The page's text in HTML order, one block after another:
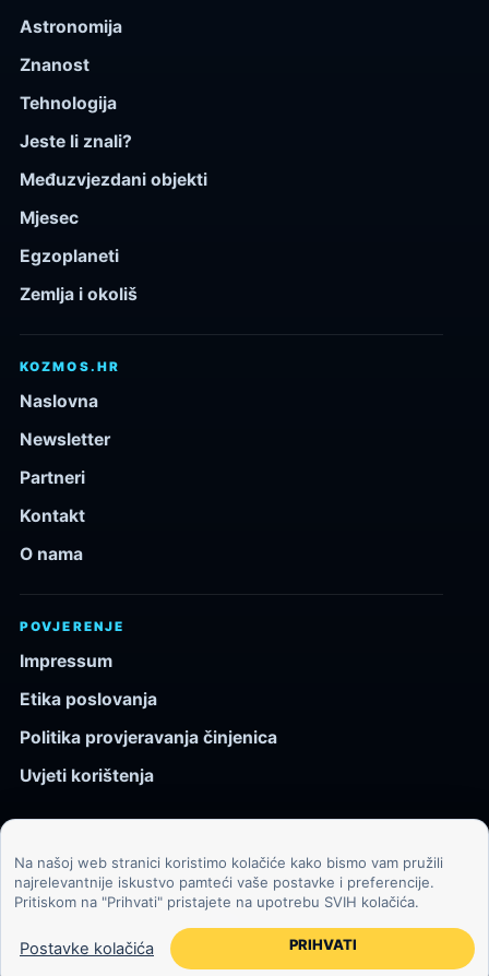
Astronomija
Znanost
Tehnologija
Jeste li znali?
Međuzvjezdani objekti
Mjesec
Egzoplaneti
Zemlja i okoliš
KOZMOS.HR
Naslovna
Newsletter
Partneri
Kontakt
O nama
POVJERENJE
Impressum
Etika poslovanja
Politika provjeravanja činjenica
Uvjeti korištenja
© 2026 Kozmos.hr. Sva prava pridržana.
Svemir, znanost, tehnologija i velike ideje za znatiželjne
čitatelje.
Na našoj web stranici koristimo kolačiće kako bismo vam pružili
najrelevantnije iskustvo pamteći vaše postavke i preferencije.
Pritiskom na "Prihvati" pristajete na upotrebu SVIH kolačića.
Postavke kolačića PRIHVATI